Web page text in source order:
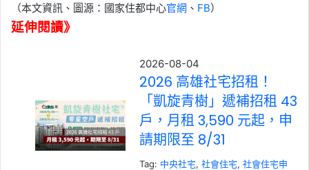
（本文資訊、圖源：國家住都中心官網 、 FB）
延伸閱讀》
2026-08-04
2026 高雄社宅招租！
「凱旋青樹」遞補招租 43
戶，月租 3,590 元起，申
請期限至 8/31
Tag: 中央社宅,社會住宅,社會住宅申